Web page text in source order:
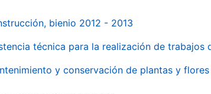
bienio 2012 - 2013
técnica para la realización de
y conservación de plantas y flores